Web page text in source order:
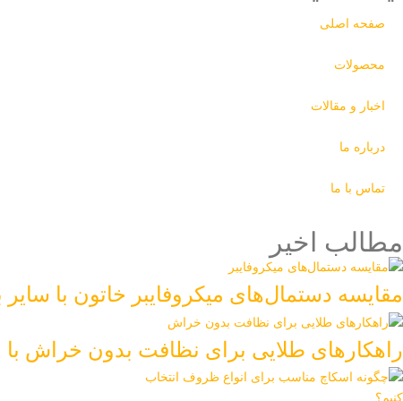
صفحه اصلی
محصولات
اخبار و مقالات
درباره ما
تماس با ما
مطالب اخیر
مقایسه دستمال‌های میکروفایبر خاتون با
راهکارهای طلایی برای نظافت بدون خراش